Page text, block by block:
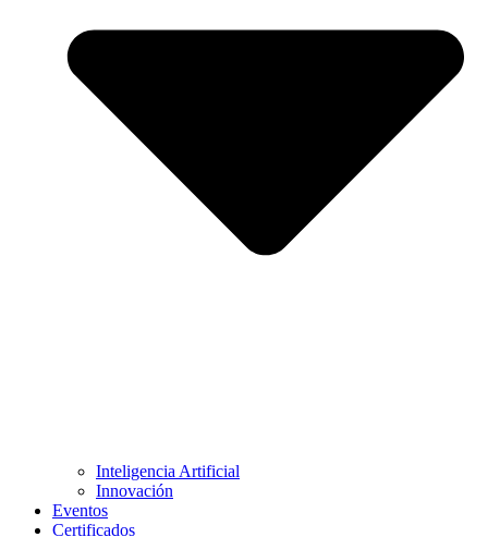
Inteligencia Artificial
Innovación
Eventos
Certificados